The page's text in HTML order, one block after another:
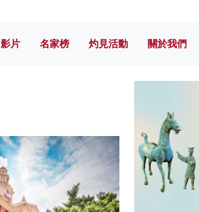
影片 名家榜 灼見活動 關於我們